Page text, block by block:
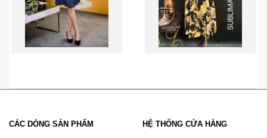
CÁC DÒNG SẢN PHẨM HỆ THỐNG CỬA HÀNG